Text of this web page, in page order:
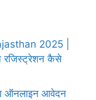
2025 |
रजिस्ट्रेशन कैसे
ऑनलाइन आवेदन